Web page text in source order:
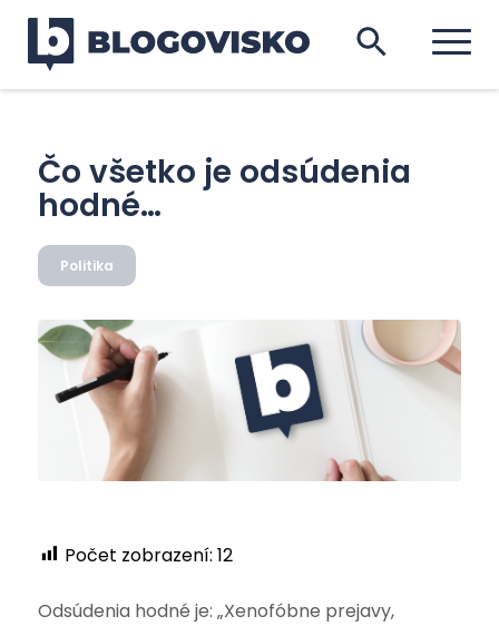
Čo všetko je odsúdenia
hodné…
Politika
Počet zobrazení: 12
Odsúdenia hodné je: „Xenofóbne prejavy,